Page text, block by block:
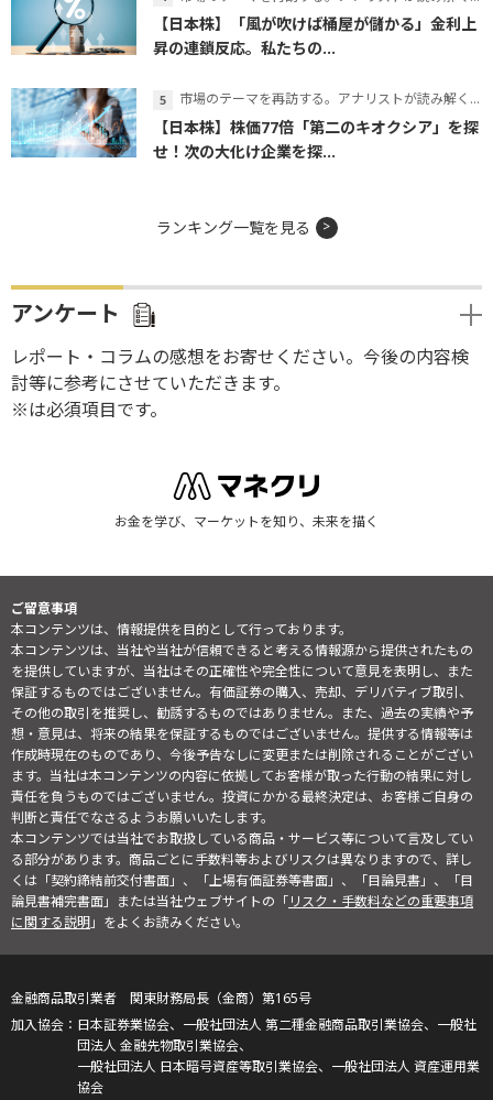
【日本株】「風が吹けば桶屋が儲かる」金利上
昇の連鎖反応。私たちの...
市場のテーマを再訪する。アナリストが読み解くテーマの本質
【日本株】株価77倍「第二のキオクシア」を探
せ！次の大化け企業を探...
ランキング一覧を見る
アンケート
レポート・コラムの感想をお寄せください。今後の内容検
討等に参考にさせていただきます。
※は必須項目です。
お金を学び、マーケットを知り、未来を描く
ご留意事項
本コンテンツは、情報提供を目的として行っております。
本コンテンツは、当社や当社が信頼できると考える情報源から提供されたもの
を提供していますが、当社はその正確性や完全性について意見を表明し、また
保証するものではございません。有価証券の購入、売却、デリバティブ取引、
その他の取引を推奨し、勧誘するものではありません。また、過去の実績や予
想・意見は、将来の結果を保証するものではございません。提供する情報等は
作成時現在のものであり、今後予告なしに変更または削除されることがござい
ます。当社は本コンテンツの内容に依拠してお客様が取った行動の結果に対し
責任を負うものではございません。投資にかかる最終決定は、お客様ご自身の
判断と責任でなさるようお願いいたします。
本コンテンツでは当社でお取扱している商品・サービス等について言及してい
る部分があります。商品ごとに手数料等およびリスクは異なりますので、詳し
くは「契約締結前交付書面」、「上場有価証券等書面」、「目論見書」、「目
論見書補完書面」または当社ウェブサイトの「リスク・手数料などの重要事項
に関する説明」をよくお読みください。
金融商品取引業者 関東財務局長（金商）第165号
日本証券業協会、一般社団法人 第二種金融商品取引業協会、一般社
団法人 金融先物取引業協会、
一般社団法人 日本暗号資産等取引業協会、一般社団法人 資産運用業
協会